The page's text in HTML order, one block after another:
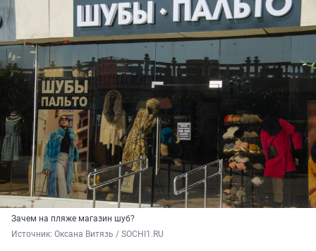
Зачем на пляже магазин шуб?
Источник: Оксана Витязь / SOCHI1.RU